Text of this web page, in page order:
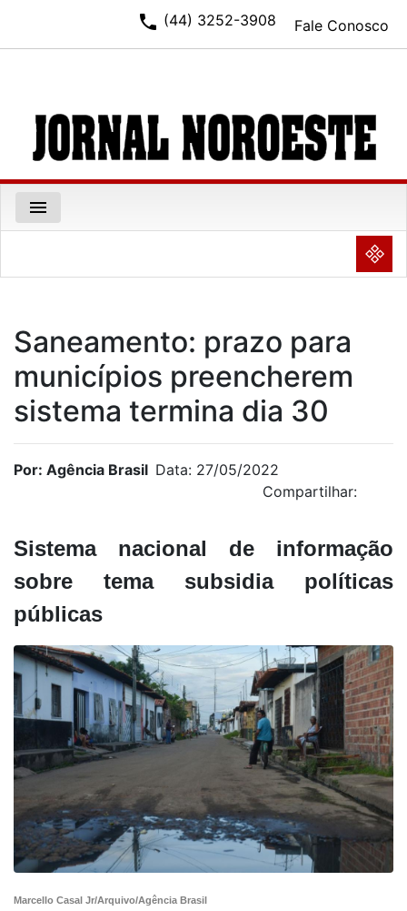
Fale Conosco
phone (44) 3252-3908
menu
NULL
Saneamento: prazo para
municípios preencherem
sistema termina dia 30
Por: Agência Brasil Data: 27/05/2022
Compartilhar:
Sistema nacional de informação
sobre tema subsidia políticas
públicas
Marcello Casal Jr/Arquivo/Agência Brasil